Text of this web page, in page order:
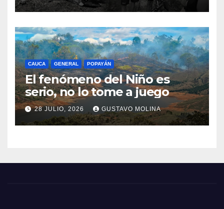
CAUCA GENERAL POPAYÁN
El fenómeno del Niño es
serio, no lo tome a juego
28 JULIO, 2026 GUSTAVO MOLINA